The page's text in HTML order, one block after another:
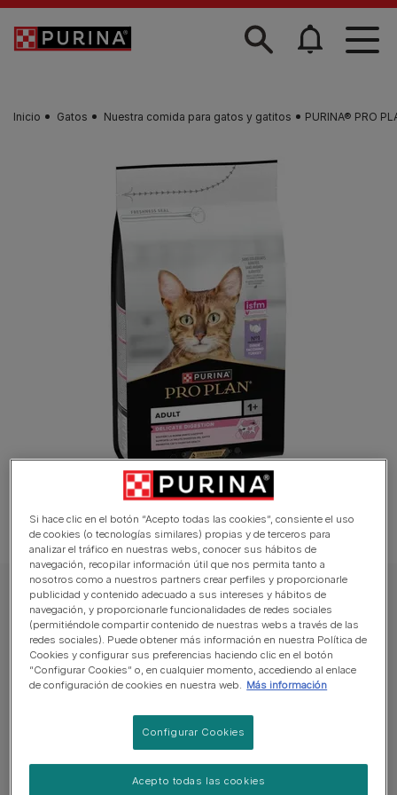
Skip to main content
Inicio Gatos Nuestra comida para gatos y gatitos ​PURINA® PRO
PRO PLAN Gato Pienso
​PURINA® PRO PLAN® Delicate Optidigest
rico en Pavo
Sin reseñas aún
Tamaños disponibles: 1.5kg 3kg
Pavo como ingrediente nº 1.
Si hace clic en el botón “Acepto todas las cookies”, consiente el uso
de cookies (o tecnologías similares) propias y de terceros para
analizar el tráfico en nuestras webs, conocer sus hábitos de
navegación, recopilar información útil que nos permita tanto a
nosotros como a nuestros partners crear perfiles y proporcionarle
publicidad y contenido adecuado a sus intereses y hábitos de
navegación, y proporcionarle funcionalidades de redes sociales
(permitiéndole compartir contenido de nuestras webs a través de las
redes sociales). Puede obtener más información en nuestra Política de
Cookies y configurar sus preferencias haciendo clic en el botón
“Configurar Cookies” o, en cualquier momento, accediendo al enlace
de configuración de cookies en nuestra web.
Más información
Configurar Cookies
Acepto todas las cookies